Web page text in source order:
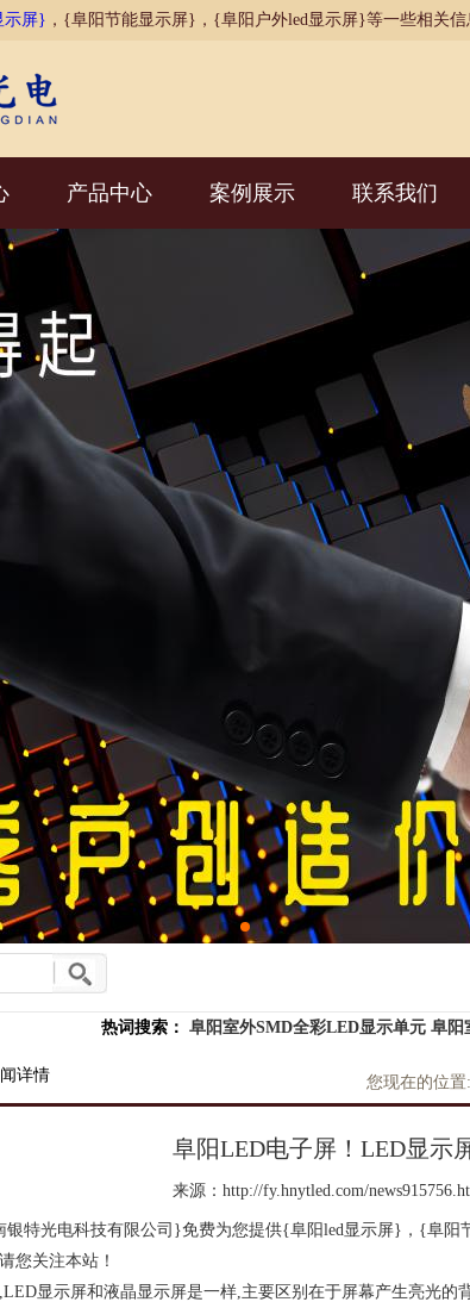
示屏} ，{阜阳节能显示屏}，{阜阳户外led显示屏}等一些相关信
产品中心 案例展示 联系我们
热词搜索： 阜阳室外SMD全彩LED显示单元 阜阳
详情 您现在的位置:
阜阳LED电子屏！LED显示
来源：http://fy.hnytled.com/
银特光电科技有限公司}免费为您提供{阜阳led显示屏} ，{阜阳
您关注本站！
显示屏和液晶显示屏是一样,主要区别在于屏幕产生亮光的